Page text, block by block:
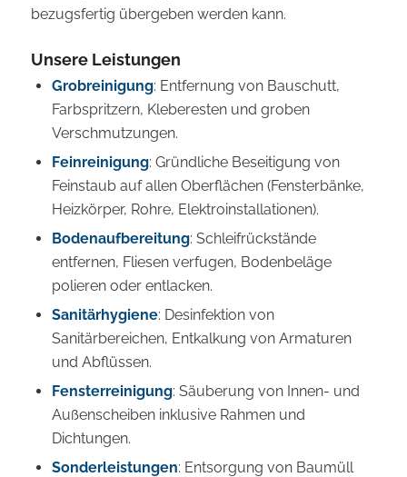
bezugsfertig übergeben werden kann.
Unsere Leistungen
Grobreinigung: Entfernung von Bauschutt,
Farbspritzern, Kleberesten und groben
Verschmutzungen.
Feinreinigung: Gründliche Beseitigung von
Feinstaub auf allen Oberflächen (Fensterbänke,
Heizkörper, Rohre, Elektroinstallationen).
Bodenaufbereitung: Schleifrückstände
entfernen, Fliesen verfugen, Bodenbeläge
polieren oder entlacken.
Sanitärhygiene: Desinfektion von
Sanitärbereichen, Entkalkung von Armaturen
und Abflüssen.
Fensterreinigung: Säuberung von Innen- und
Außenscheiben inklusive Rahmen und
Dichtungen.
Sonderleistungen: Entsorgung von Baumüll